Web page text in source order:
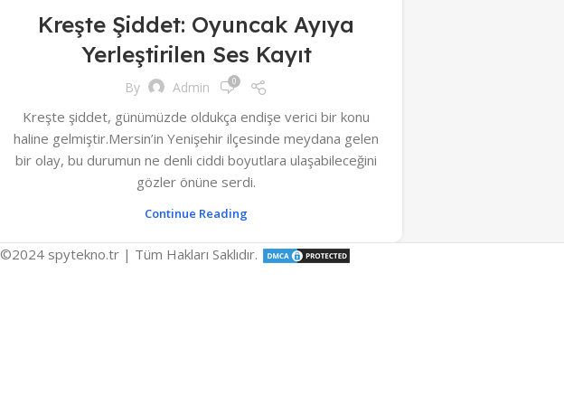
Kreşte Şiddet: Oyuncak Ayıya
Yerleştirilen Ses Kayıt
By Admin 0
Kreşte şiddet, günümüzde oldukça endişe verici bir konu
haline gelmiştir.Mersin’in Yenişehir ilçesinde meydana gelen
bir olay, bu durumun ne denli ciddi boyutlara ulaşabileceğini
gözler önüne serdi.
Continue Reading
©2024 spytekno.tr | Tüm Hakları Saklıdır.